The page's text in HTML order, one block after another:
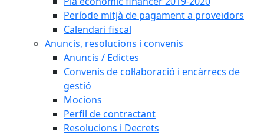
Període mitjà de pagament a proveïdors
Calendari fiscal
Anuncis, resolucions i convenis
Anuncis / Edictes
Convenis de col·laboració i encàrrecs de
gestió
Mocions
Perfil de contractant
Resolucions i Decrets